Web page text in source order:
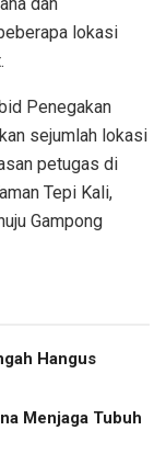
dan
lokasi
Penegakan
sejumlah lokasi
petugas di
Tepi Kali,
Gampong
Hangus
Menjaga Tubuh